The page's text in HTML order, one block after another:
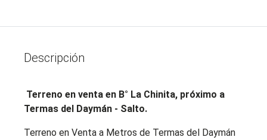
Descripción
Terreno en venta en B° La Chinita, próximo a
Termas del Daymán - Salto.
Terreno en Venta a Metros de Termas del Daymán